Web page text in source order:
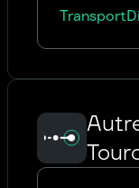
Transport